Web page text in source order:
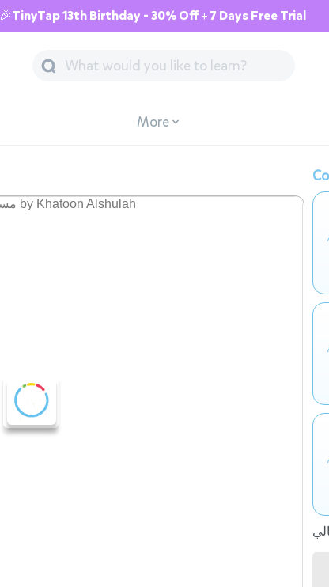
🎉TinyTap 13th Birthday - 30% Off + 7 Days Free Trial
More